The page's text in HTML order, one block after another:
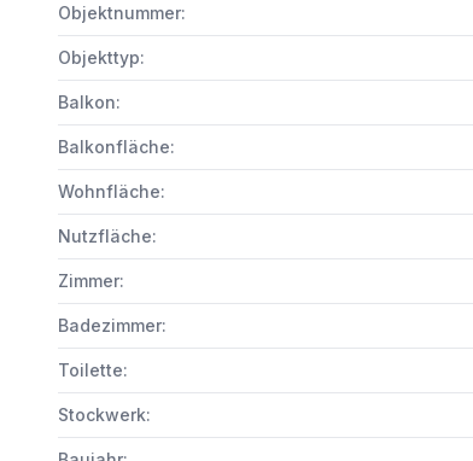
Objektnummer:
Objekttyp:
Balkon:
Balkonfläche:
Wohnfläche:
Nutzfläche:
Zimmer:
Badezimmer:
Toilette:
Stockwerk: